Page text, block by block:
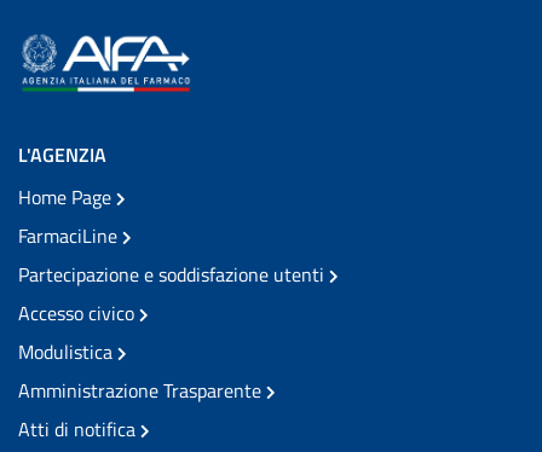
L'AGENZIA
Home Page
FarmaciLine
Partecipazione e soddisfazione utenti
Accesso civico
Modulistica
Amministrazione Trasparente
Atti di notifica